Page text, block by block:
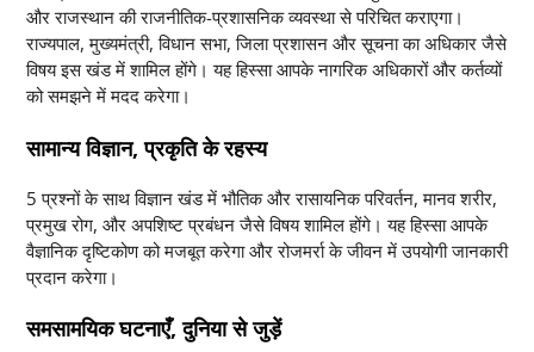
और राजस्थान की राजनीतिक-प्रशासनिक व्यवस्था से परिचित कराएगा।
राज्यपाल, मुख्यमंत्री, विधान सभा, जिला प्रशासन और सूचना का अधिकार जैसे
विषय इस खंड में शामिल होंगे। यह हिस्सा आपके नागरिक अधिकारों और कर्तव्यों
को समझने में मदद करेगा।
सामान्य विज्ञान, प्रकृति के रहस्य
5 प्रश्नों के साथ विज्ञान खंड में भौतिक और रासायनिक परिवर्तन, मानव शरीर,
प्रमुख रोग, और अपशिष्ट प्रबंधन जैसे विषय शामिल होंगे। यह हिस्सा आपके
वैज्ञानिक दृष्टिकोण को मजबूत करेगा और रोजमर्रा के जीवन में उपयोगी जानकारी
प्रदान करेगा।
समसामयिक घटनाएँ, दुनिया से जुड़ें